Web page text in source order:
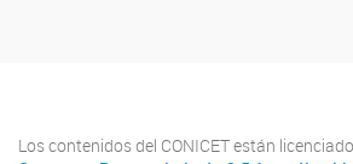
Los contenidos del CONICET están